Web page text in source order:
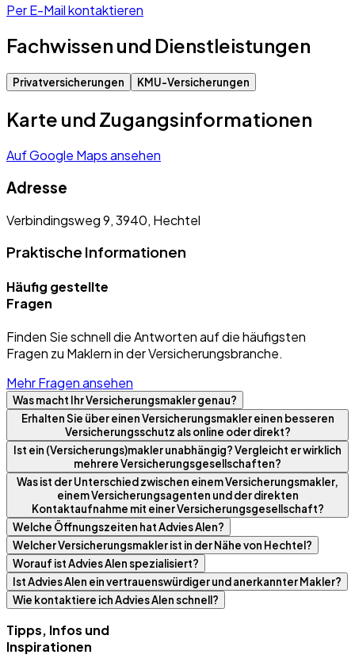
Per E-Mail kontaktieren
Fachwissen und Dienstleistungen
Privatversicherungen KMU-Versicherungen
Karte und Zugangsinformationen
Auf Google Maps ansehen
Adresse
Verbindingsweg 9, 3940, Hechtel
Praktische Informationen
Häufig gestellte
Fragen
Finden Sie schnell die Antworten auf die häufigsten
Fragen zu Maklern in der Versicherungsbranche.
Mehr Fragen ansehen
Was macht Ihr Versicherungsmakler genau?
Erhalten Sie über einen Versicherungsmakler einen besseren
Versicherungsschutz als online oder direkt?
Ist ein (Versicherungs)makler unabhängig? Vergleicht er wirklich
mehrere Versicherungsgesellschaften?
Was ist der Unterschied zwischen einem Versicherungsmakler,
einem Versicherungsagenten und der direkten
Kontaktaufnahme mit einer Versicherungsgesellschaft?
Welche Öffnungszeiten hat Advies Alen?
Welcher Versicherungsmakler ist in der Nähe von Hechtel?
Worauf ist Advies Alen spezialisiert?
Ist Advies Alen ein vertrauenswürdiger und anerkannter Makler?
Wie kontaktiere ich Advies Alen schnell?
Tipps, Infos und
Inspirationen